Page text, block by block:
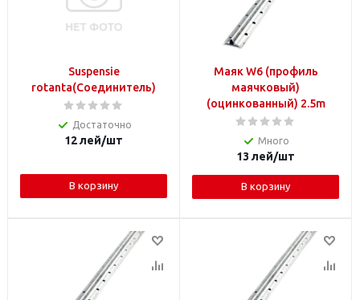
Suspensie
rotanta(Соединитель)
Достаточно
12лей/шт
В корзину
Маяк W6 (профиль
маячковый)
(оцинкованный) 2.5m
Много
13 лей/шт
В корзину